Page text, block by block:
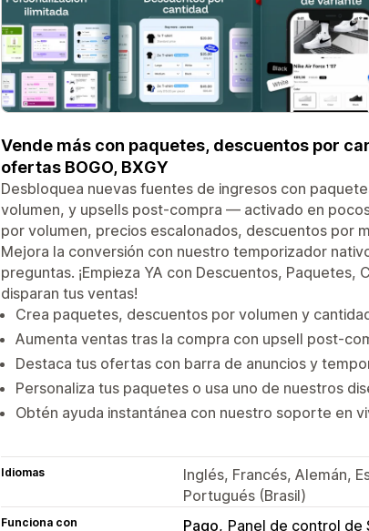
Vende más con paquetes, descuentos por
ofertas BOGO, BXGY
Desbloquea nuevas fuentes de ingresos con
volumen, y upsells post-compra — activado en
por volumen, precios escalonados, descuentos por
Mejora la conversión con nuestro temporizador
preguntas. ¡Empieza YA con Descuentos,
disparan tus ventas!
Crea paquetes, descuentos por volumen y
Aumenta ventas tras la compra con upsell post-
Destaca tus ofertas con barra de anuncios y
Personaliza tus paquetes o usa uno de nuestros
Obtén ayuda instantánea con nuestro soporte en
Idiomas
Inglés, Francés, Alemán,
Portugués (Brasil)
Funciona con Pago Panel de control de